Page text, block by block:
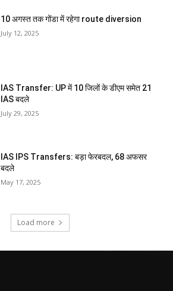
10 अगस्त तक गोंडा में रहेगा route diversion
July 12, 2025
IAS Transfer: UP में 10 जिलों के डीएम समेत 21
IAS बदले
July 29, 2025
IAS IPS Transfers: बड़ा फेरबदल, 68 अफसर
बदले
May 17, 2025
Load more